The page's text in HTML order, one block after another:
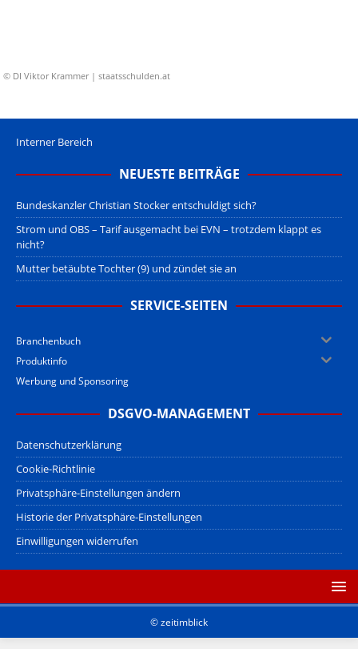
© DI Viktor Krammer | staatsschulden.at
Interner Bereich
NEUESTE BEITRÄGE
Bundeskanzler Christian Stocker entschuldigt sich?
Strom und OBS – Tarif ausgemacht bei EVN – trotzdem klappt es
nicht?
Mutter betäubte Tochter (9) und zündet sie an
SERVICE-SEITEN
Branchenbuch
Produktinfo
Werbung und Sponsoring
DSGVO-MANAGEMENT
Datenschutzerklärung
Cookie-Richtlinie
Privatsphäre-Einstellungen ändern
Historie der Privatsphäre-Einstellungen
Einwilligungen widerrufen
© zeitimblick